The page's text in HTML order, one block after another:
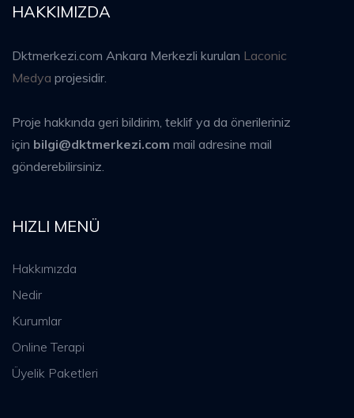
HAKKIMIZDA
Dktmerkezi.com Ankara Merkezli kurulan Laconic
Medya projesidir.
Proje hakkında geri bildirim, teklif ya da önerileriniz
için bilgi@dktmerkezi.com mail adresine mail
gönderebilirsiniz.
HIZLI MENÜ
Hakkımızda
Nedir
Kurumlar
Online Terapi
Üyelik Paketleri